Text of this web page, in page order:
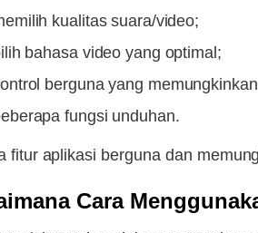
kualitas suara/video;
bahasa video yang optimal;
berguna yang
fungsi unduhan.
fitur aplikasi berguna dan
Cara